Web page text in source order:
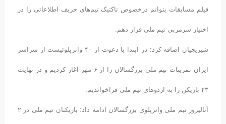
فیلم مسابقات بتوانم درخصوص تاکتیک تیم‌های حریف اطلاعاتی را در
اختیار سرمربی تیم ملی قرار دهم.
شیریجیان اضافه کرد: در ابتدا با دعوت از ۴۰ واترپلوئیست از سراسر
ایران تمرینات تیم ملی بزرگسالان را از ۶ مهر آغاز کردیم و در نهایت
۲۳ بازیکن را به اردوهای تیم ملی فراخواندیم.
آنالیزور تیم ملی واترپلوی بزرگسالان ادامه داد: بازیکنان تیم ملی در ۲